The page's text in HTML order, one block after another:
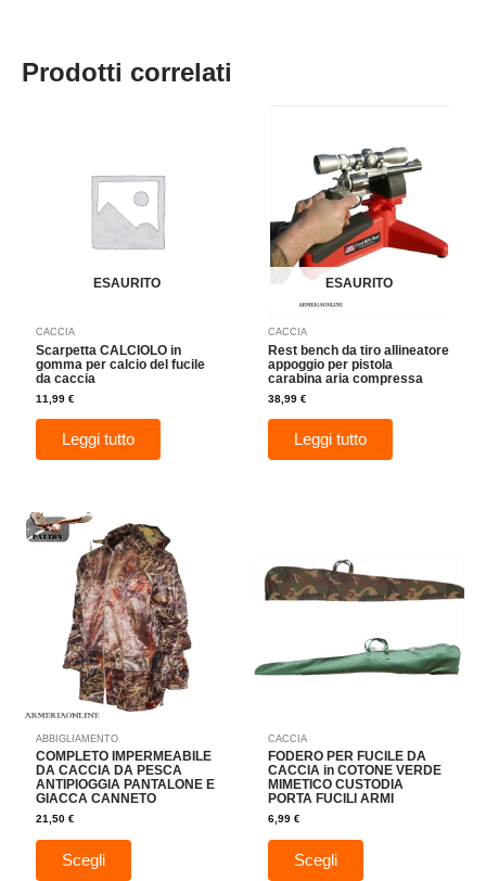
Prodotti correlati
ESAURITO
CACCIA
Scarpetta CALCIOLO in
gomma per calcio del fucile
da caccia
11,99€
Leggi tutto
ESAURITO
CACCIA
Rest bench da tiro allineatore
appoggio per pistola
carabina aria compressa
38,99€
Leggi tutto
ABBIGLIAMENTO
COMPLETO IMPERMEABILE
DA CACCIA DA PESCA
ANTIPIOGGIA PANTALONE E
GIACCA CANNETO
21,50€
Scegli
Questo
prodotto
ha
più
varianti.
Le
opzioni
possono
essere
scelte
del
prodotto
CACCIA
FODERO PER FUCILE DA
CACCIA in COTONE VERDE
MIMETICO CUSTODIA
PORTA FUCILI ARMI
6,99€
Scegli
più
varianti.
opzioni
possono
del
prodotto